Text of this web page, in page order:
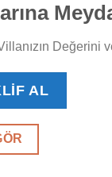
Değerini
AL